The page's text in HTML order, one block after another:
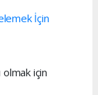
İçin
olmak için